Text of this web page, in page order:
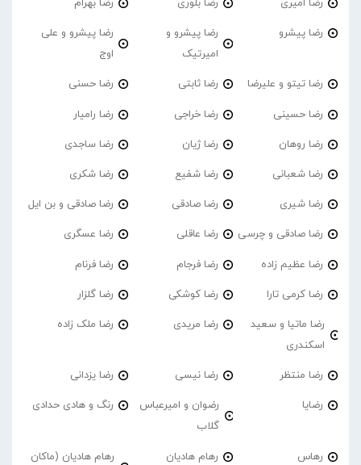
رضا امیری رضا بلوری رضا بهرام
رضا پیشرو
رضا پیشرو و
امیرتیک
رضا پیشرو و علی
اوج
رضا تیتو و علیرضا رضا ثابتی رضا حسنی
رضا حسینی رضا خراجی رضا رامیار
رضا روهان رضا ژیان رضا ساجدی
رضا شعبانی رضا شفیع رضا شکری
رضا شیری رضا صادقی رضا صادقی و بن ایل
رضا صادقی و چرسی رضا عاقلی رضا عسگری
رضا عظیم زاده رضا فرجام رضا فرنام
رضا کرمی تارا رضا کوشکی رضا گلزار
رضا ماتیا و سعید
اسکندری
رضا مریدی رضا ملک زاده
رضا منتظر رضا نیسی رضا یزدانی
رضایا
رضوان و امیرعباس
گلاب
رنگ و هادی حدادی
رهاس رهام هادیان
رهام هادیان (ماکان